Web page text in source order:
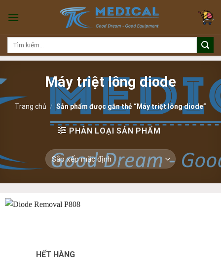
Tìm
Máy triệt lông diode
Trang chủ / Sản phẩm được gắn thẻ “Máy triệt lông diode”
PHÂN LOẠI SẢN PHẨM
HẾT HÀNG